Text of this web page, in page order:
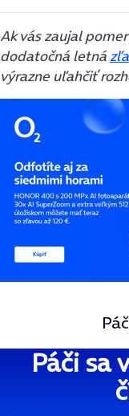
Ak vás zaujal
dodatočná letná
výrazne uľahčiť
Páči sa